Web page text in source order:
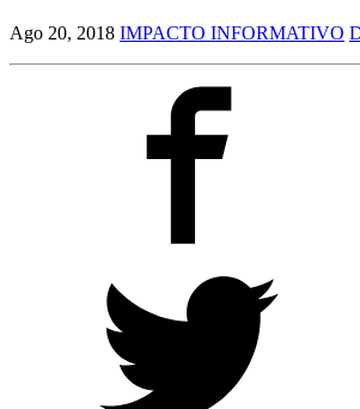
Ago 20, 2018 IMPACTO INFORMATIVO